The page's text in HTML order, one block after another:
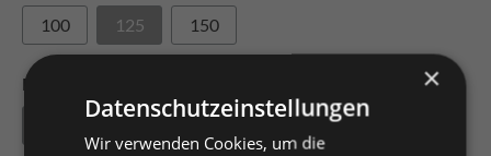
100
125 150
Radbreite
×
Datenschutzeinstellungen
Wir verwenden Cookies, um die